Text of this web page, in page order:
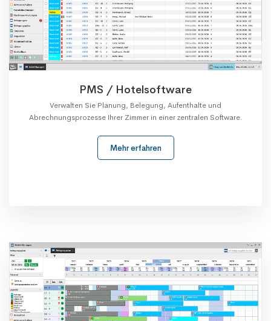
PMS / Hotelsoftware
Verwalten Sie Planung, Belegung, Aufenthalte und
Abrechnungsprozesse Ihrer Zimmer in einer zentralen Software.
Mehr erfahren